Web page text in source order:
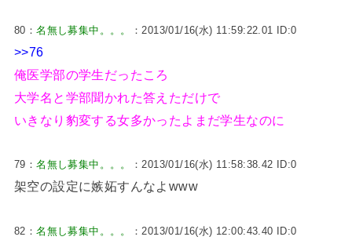
80：名無し募集中。。。 ：2013/01/16(水) 11:59:22.01 ID:0
>>76
俺医学部の学生だったころ
大学名と学部聞かれた答えただけで
いきなり豹変する女多かったよまだ学生なのに
79：名無し募集中。。。 ：2013/01/16(水) 11:58:38.42 ID:0
架空の設定に嫉妬すんなよwww
82：名無し募集中。。。 ：2013/01/16(水) 12:00:43.40 ID:0